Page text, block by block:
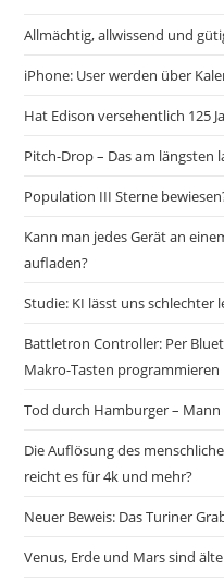
Allmächtig, allwissend und
iPhone: User werden über
Hat Edison versehentlich 125
Pitch-Drop – Das am
Population III Sterne
Kann man jedes Gerät an
aufladen?
Studie: KI lässt uns schlechter
Battletron Controller: Per
Makro-Tasten programmieren
Tod durch Hamburger –
Die Auflösung des
reicht es für 4k und mehr?
Neuer Beweis: Das Turiner
Venus, Erde und Mars sind